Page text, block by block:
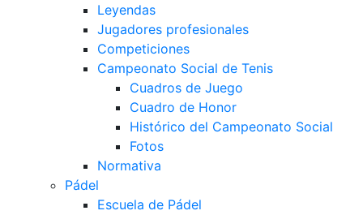
Leyendas
Jugadores profesionales
Competiciones
Campeonato Social de Tenis
Cuadros de Juego
Cuadro de Honor
Histórico del Campeonato Social
Fotos
Normativa
Pádel
Escuela de Pádel